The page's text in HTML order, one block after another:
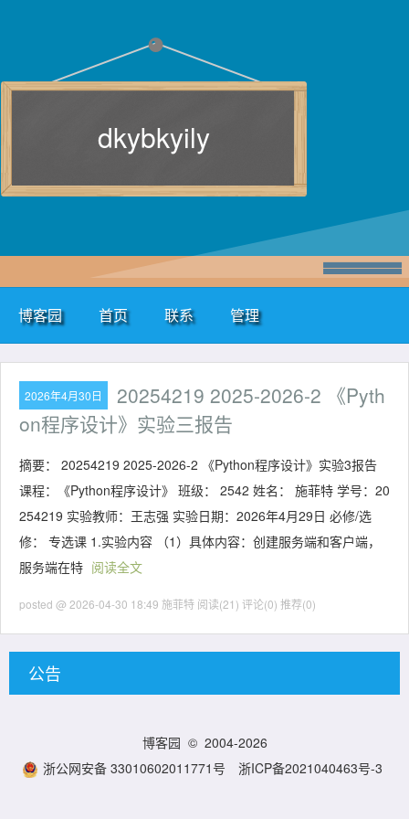
dkybkyily
博客园 首页 联系 管理
2026年4月30日
20254219 2025-2026-2 《Pyth
on程序设计》实验三报告
摘要： 20254219 2025-2026-2 《Python程序设计》实验3报告
课程：《Python程序设计》 班级： 2542 姓名： 施菲特 学号：20
254219 实验教师：王志强 实验日期：2026年4月29日 必修/选
修： 专选课 1.实验内容 （1）具体内容：创建服务端和客户端，
服务端在特 阅读全文
posted @ 2026-04-30 18:49 施菲特 阅读(21) 评论(0) 推荐(0)
公告
博客园 © 2004-2026
浙公网安备 33010602011771号
浙ICP备2021040463号-3